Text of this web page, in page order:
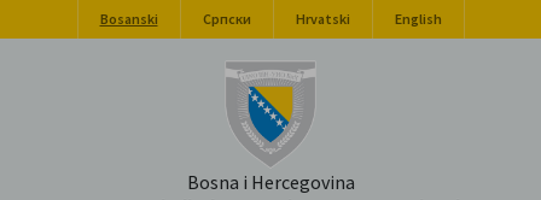
Bosanski Српски Hrvatski English
Bosna i Hercegovina